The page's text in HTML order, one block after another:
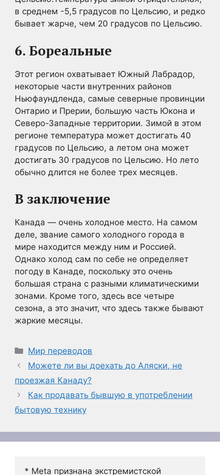
в среднем -5,5 градусов по Цельсию, и редко
бывает жарче, чем 20 градусов по Цельсию.
6. Бореальные
Этот регион охватывает Южный Лабрадор,
некоторые части внутренних районов
Ньюфаундленда, самые северные провинции
Онтарио и Прерии, большую часть Юкона и
Северо-Западные территории. Зимой в этом
регионе температура может достигать 40
градусов по Цельсию, а летом она может
достигать 30 градусов по Цельсию. Но лето
обычно длится не более трех месяцев.
В заключение
Канада — очень холодное место. На самом
деле, звание самого холодного города в
мире находится между ним и Россией.
Однако холод сам по себе не определяет
погоду в Канаде, поскольку это очень
большая страна с разными климатическими
зонами. Кроме того, здесь все четыре
сезона, а это значит, что здесь также бывают
жаркие месяцы.
Рубрики
Мир переводов
Можете ли вы доехать до Аляски, не
проезжая Канаду?
Как продавать бывшую в употреблении
бытовую технику
* Meta признана экстремистской